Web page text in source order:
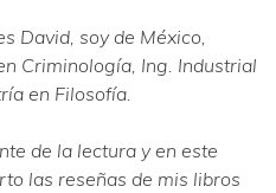
David, soy de México,
Criminología, Ing. Industrial
en Filosofía.
de la lectura y en este
las reseñas de mis libros